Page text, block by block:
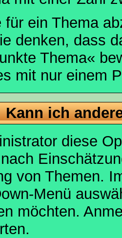
für ein Thema
denken, dass
Thema«
mit nur einem
Kann ich
diese
von Themen.
Menü
möchten.